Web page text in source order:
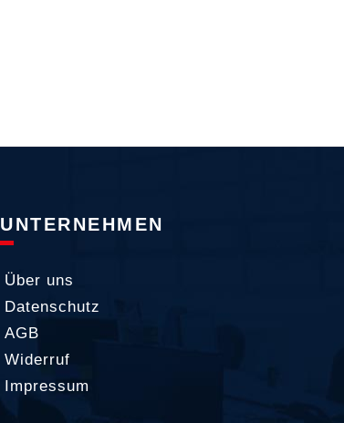
UNTERNEHMEN
Über uns
Datenschutz
AGB
Widerruf
Impressum